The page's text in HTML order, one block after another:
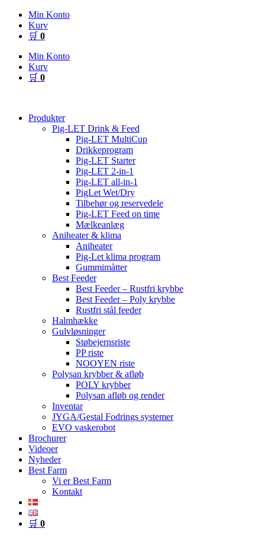
Videre
indhold
Min Konto
Kurv
🛒 0
Min Konto
Kurv
🛒 0
Produkter
Pig-LET Drink & Feed
Pig-LET MultiCup
Drikkeprogram
Pig-LET Starter
Pig-LET 2-in-1
Pig-LET all-in-1
PigLet Wet/Dry
Tilbehør og reservedele
Pig-LET Feed on time
Mælkeanlæg
Aniheater & klima
Aniheater
Pig-Let klima program
Gummimåtter
Best Feeder
Best Feeder – Rustfri krybbe
Best Feeder – Poly krybbe
Rustfri stål feeder
Halmhække
Gulvløsninger
Støbejernsriste
PP riste
NOOYEN riste
Polysan krybber & afløb
POLY krybber
Polysan afløb og render
Inventar
JYGA/Gestal Fodrings systemer
EVO vaskerobot
Brochurer
Videoer
Nyheder
Best Farm
Vi er Best Farm
Kontakt
🛒 0